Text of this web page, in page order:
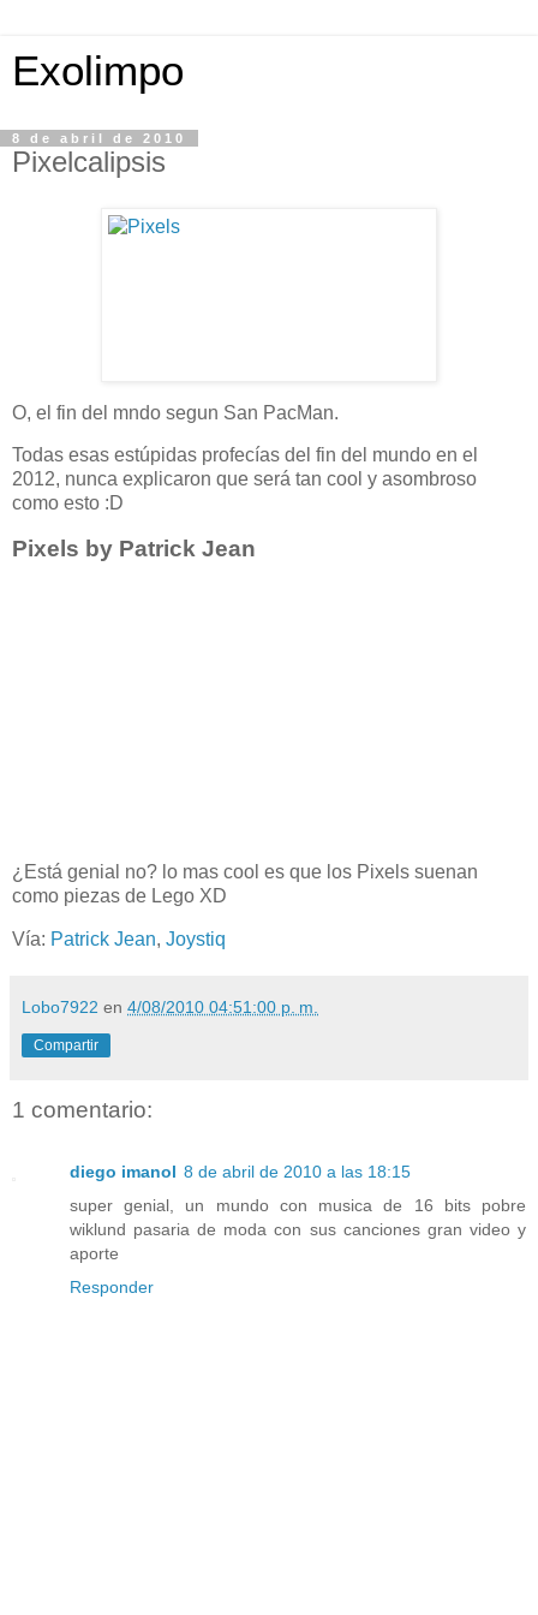
Exolimpo
8 de abril de 2010
Pixelcalipsis
O, el fin del mndo segun San PacMan.
Todas esas estúpidas profecías del fin del mundo en el
2012, nunca explicaron que será tan cool y asombroso
como esto :D
Pixels by Patrick Jean
¿Está genial no? lo mas cool es que los Pixels suenan
como piezas de Lego XD
Vía: Patrick Jean, Joystiq
Lobo7922 en 4/08/2010 04:51:00 p. m.
Compartir
1 comentario:
diego imanol 8 de abril de 2010 a las 18:15
super genial, un mundo con musica de 16 bits pobre
wiklund pasaria de moda con sus canciones gran video y
aporte
Responder